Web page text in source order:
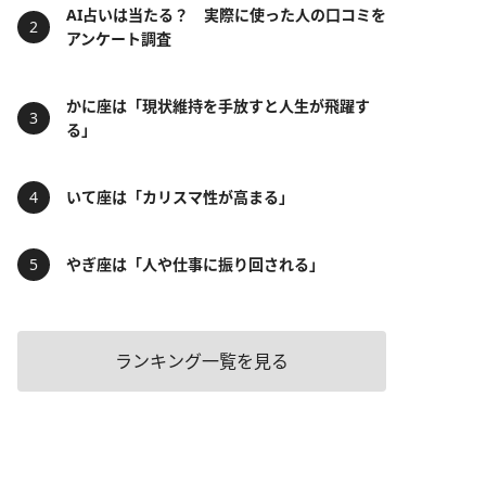
AI占いは当たる？ 実際に使った人の口コミを
アンケート調査
かに座は「現状維持を手放すと人生が飛躍す
る」
いて座は「カリスマ性が高まる」
やぎ座は「人や仕事に振り回される」
ランキング一覧を見る